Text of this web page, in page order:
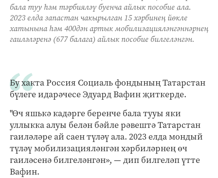
бала туу һәм тәрбияләү буенча айлык пособие ала.
2023 елда запастан чакырылган 15 хәрбинең йөкле
хатынына һәм 400дән артык мобилизацияләнгәннәрнең
гаиләләренә (677 балага) айлык пособие билгеләнгән.
Бу хакта Россия Социаль фондының Татарстан
бүлеге идарәчесе Эдуард Вафин җиткерде.
"Өч яшькә кадәрге беренче бала тууы яки
уллыкка алуы белән бәйле рәвештә Татарстан
гаиләләре ай саен түләү ала. 2023 елда мондый
түләү мобилизацияләнгән хәрбиләрнең өч
гаиләсенә билгеләнгән», — дип билгеләп үтте
Вафин.